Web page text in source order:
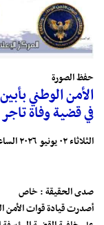
حفظ الصورة
الأمن الوطني
في قضية وفاة
الثلاثاء ٠٢ يونيو ٢٠٢٦ الساعة ١١:٣٦ مساءً
صدى الحقيقة : خاص
أصدرت قيادة قوات الأمن